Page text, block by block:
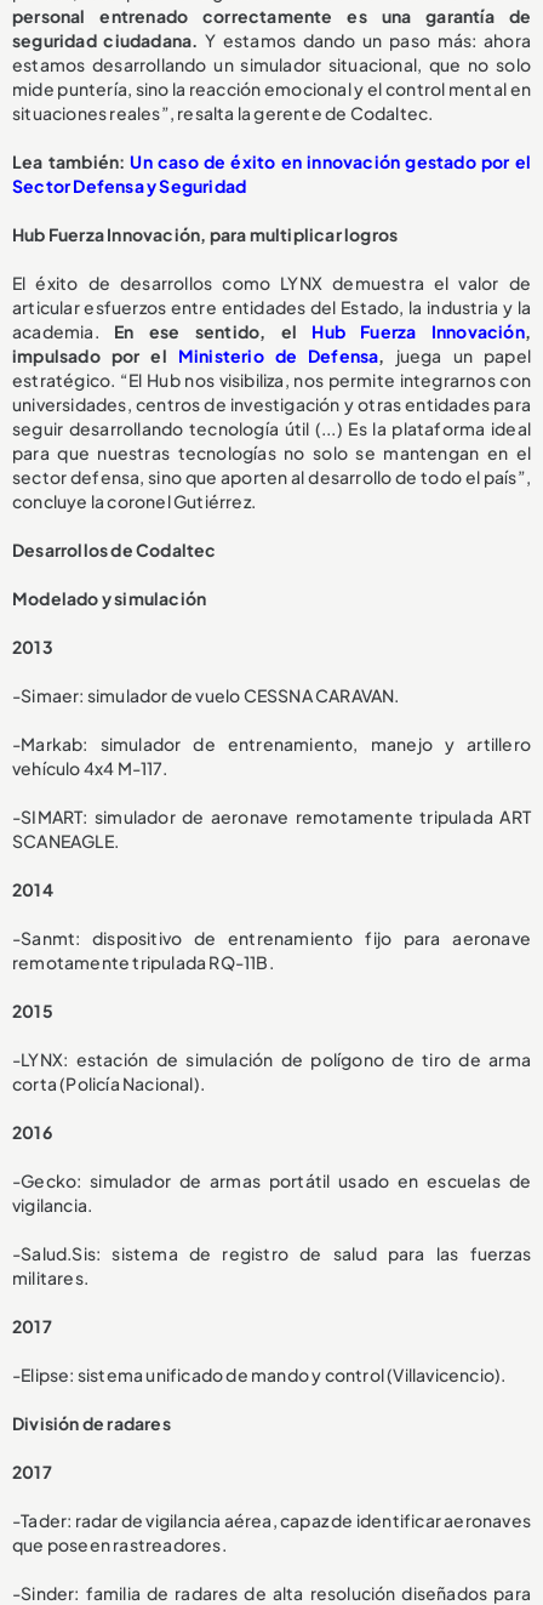
personal entrenado correctamente es una garantía de
seguridad ciudadana. Y estamos dando un paso más: ahora
estamos desarrollando un simulador situacional, que no solo
mide puntería, sino la reacción emocional y el control mental en
situaciones reales”, resalta la gerente de Codaltec.
Lea también:Un caso de éxito en innovación gestado por el
Sector Defensa y Seguridad
Hub Fuerza Innovación, para multiplicar logros
El éxito de desarrollos como LYNX demuestra el valor de
articular esfuerzos entre entidades del Estado, la industria y la
academia. En ese sentido, el Hub Fuerza Innovación,
impulsado por el Ministerio de Defensa, juega un papel
estratégico. “El Hub nos visibiliza, nos permite integrarnos con
universidades, centros de investigación y otras entidades para
seguir desarrollando tecnología útil (...) Es la plataforma ideal
para que nuestras tecnologías no solo se mantengan en el
sector defensa, sino que aporten al desarrollo de todo el país”,
concluye la coronel Gutiérrez.
Desarrollos de Codaltec
Modelado y simulación
2013
-Simaer: simulador de vuelo CESSNA CARAVAN.
-Markab: simulador de entrenamiento, manejo y artillero
vehículo 4x4 M-117.
-SIMART: simulador de aeronave remotamente tripulada ART
SCANEAGLE.
2014
-Sanmt: dispositivo de entrenamiento fijo para aeronave
remotamente tripulada RQ-11B.
2015
-LYNX: estación de simulación de polígono de tiro de arma
corta (Policía Nacional).
2016
-Gecko: simulador de armas portátil usado en escuelas de
vigilancia.
-Salud.Sis: sistema de registro de salud para las fuerzas
militares.
2017
-Elipse: sistema unificado de mando y control (Villavicencio).
División de radares
2017
-Tader: radar de vigilancia aérea, capaz de identificar aeronaves
que poseen rastreadores.
-Sinder: familia de radares de alta resolución diseñados para